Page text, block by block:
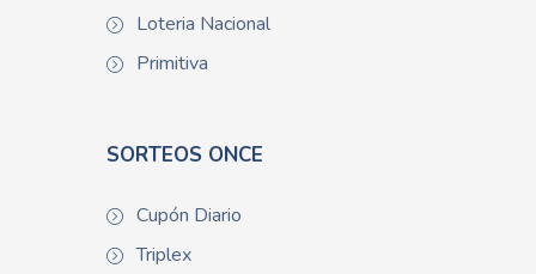
Loteria Nacional
Primitiva
SORTEOS ONCE
Cupón Diario
Triplex